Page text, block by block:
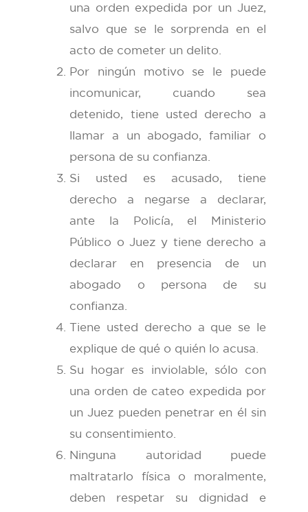
una orden expedida por un Juez,
salvo que se le sorprenda en el
acto de cometer un delito.
Por ningún motivo se le puede
incomunicar, cuando sea
detenido, tiene usted derecho a
llamar a un abogado, familiar o
persona de su confianza.
Si usted es acusado, tiene
derecho a negarse a declarar,
ante la Policía, el Ministerio
Público o Juez y tiene derecho a
declarar en presencia de un
abogado o persona de su
confianza.
Tiene usted derecho a que se le
explique de qué o quién lo acusa.
Su hogar es inviolable, sólo con
una orden de cateo expedida por
un Juez pueden penetrar en él sin
su consentimiento.
Ninguna autoridad puede
maltratarlo física o moralmente,
deben respetar su dignidad e